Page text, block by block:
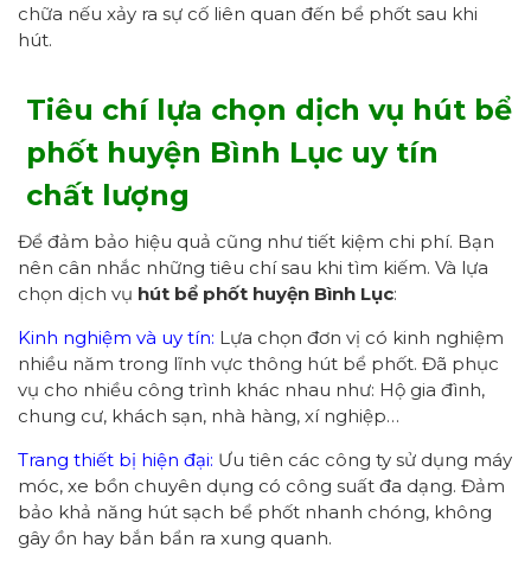
chữa nếu xảy ra sự cố liên quan đến bể phốt sau khi
hút.
Tiêu chí lựa chọn dịch vụ hút bể
phốt huyện Bình Lục uy tín
chất lượng
Để đảm bảo hiệu quả cũng như tiết kiệm chi phí. Bạn
nên cân nhắc những tiêu chí sau khi tìm kiếm. Và lựa
chọn dịch vụ hút bể phốt huyện Bình Lục:
Kinh nghiệm và uy tín: Lựa chọn đơn vị có kinh nghiệm
nhiều năm trong lĩnh vực thông hút bể phốt. Đã phục
vụ cho nhiều công trình khác nhau như: Hộ gia đình,
chung cư, khách sạn, nhà hàng, xí nghiệp…
Trang thiết bị hiện đại: Ưu tiên các công ty sử dụng máy
móc, xe bồn chuyên dụng có công suất đa dạng. Đảm
bảo khả năng hút sạch bể phốt nhanh chóng, không
gây ồn hay bắn bẩn ra xung quanh.